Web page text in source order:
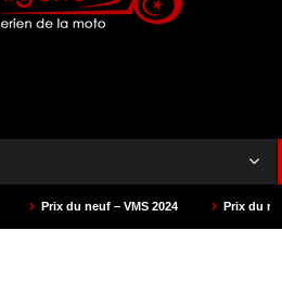
– VMS 2024 Prix du neuf – Keeway